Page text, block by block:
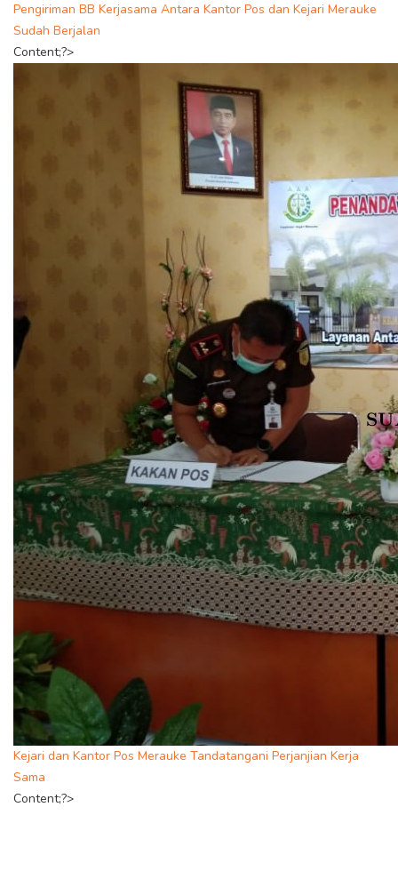
Pengiriman BB Kerjasama Antara Kantor Pos dan Kejari Merauke
Sudah Berjalan
Content;?>
Kejari dan Kantor Pos Merauke Tandatangani Perjanjian Kerja
Sama
Content;?>